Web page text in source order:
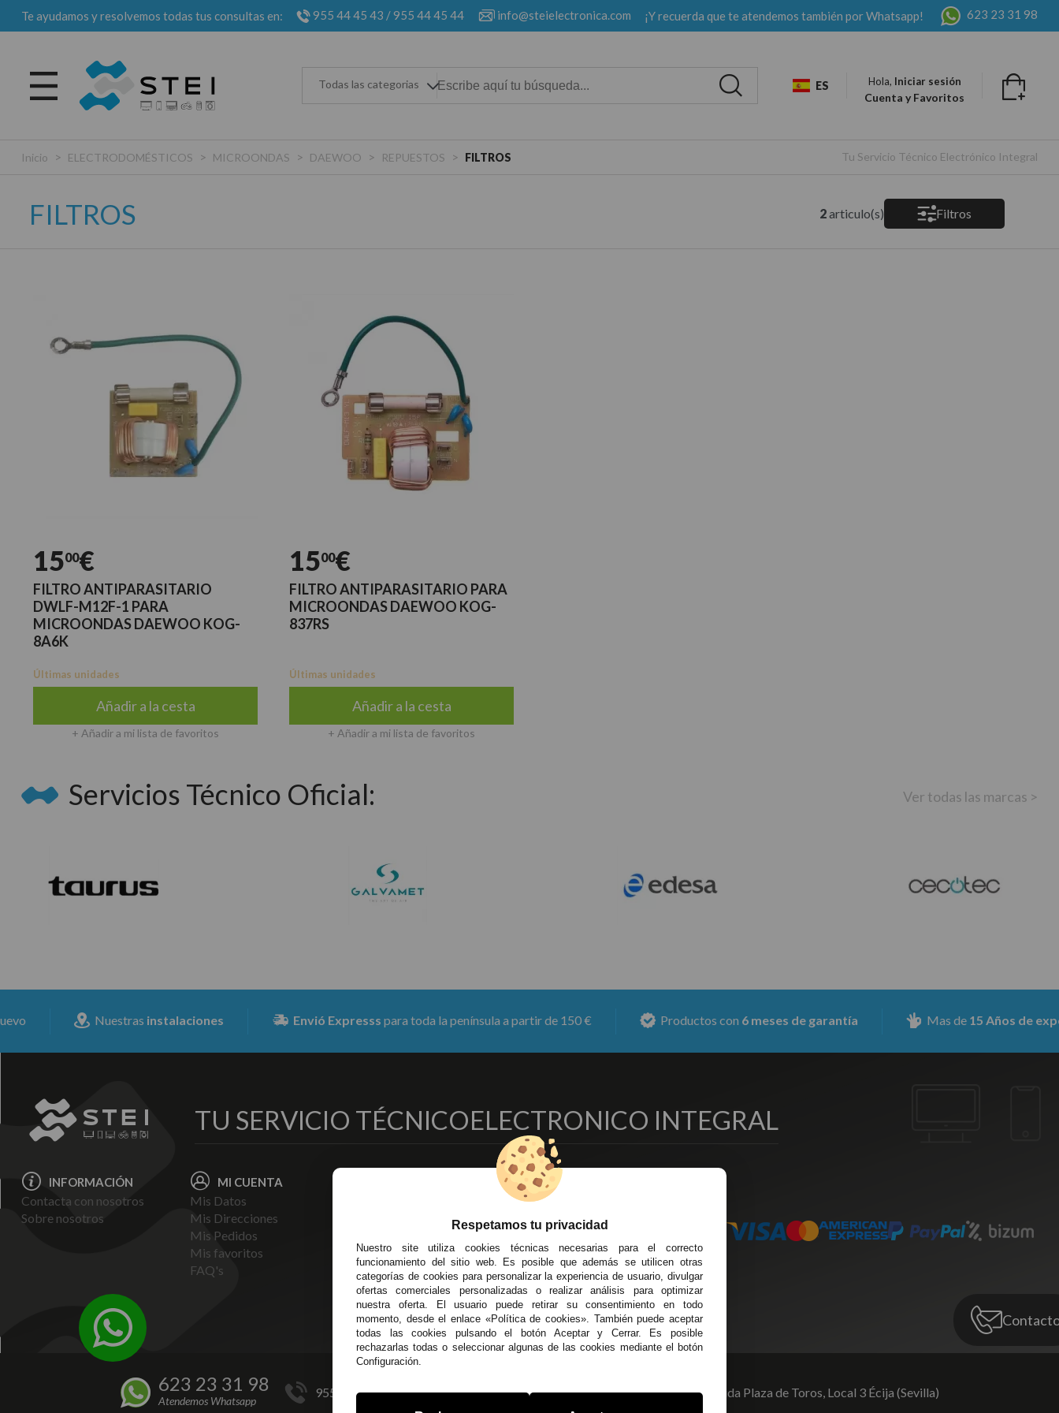
Te ayudamos y resolvemos todas tus consultas en: 955 44 45 43 /955 44 45 44 info@steielectronica.com ¡Y recuerda que te atendemos también por Whatsapp! 623 23 31 98
Todas las categorias ES Hola, Iniciar sesión
Cuenta y Favoritos
Inicio > ELECTRODOMÉSTICOS > MICROONDAS > DAEWOO > REPUESTOS > FILTROS Tu Servicio Técnico Electrónico Integral
FILTROS 2articulo(s) Filtros
1500€
FILTRO ANTIPARASITARIO
DWLF-M12F-1 PARA
MICROONDAS DAEWOO KOG-
8A6K
Últimas unidades
Añadir a la cesta
+ Añadir a mi lista de favoritos
1500€
FILTRO ANTIPARASITARIO PARA
MICROONDAS DAEWOO KOG-
837RS
Últimas unidades
Añadir a la cesta
+ Añadir a mi lista de favoritos
Servicios Técnico Oficial: Ver todas las marcas >
Nuestrasinstalaciones Envió Expressspara toda la península a partir de 150 € Productos con6 meses de garantía Mas de15 Años de experiencia
TU SERVICIO TÉCNICOELECTRONICO INTEGRAL
INFORMACIÓN
Contacta con nosotros
Sobre nosotros
MI CUENTA
Mis Datos
Mis Direcciones
Mis Pedidos
Mis favoritos
FAQ's
Entregas y Devoluciones
Pago Seguro
Terminos y
Condiciones Generales
Políticas de Cookies
DELEGACIONES
Écija - Sevilla
Av. Plaza de Toros. Local 3
Córdoba
C/ Ingeniero Iribarren, 14
Alzira - Valencia
C/ Esplugues, 135
623 23 31 98
Atendemos Whatsapp
955 44 45 43/955 44 45 44 info@steielectronica.com Avenida Plaza de Toros, Local 3 Écija (Sevilla)
Respetamos tu privacidad
Nuestro site utiliza cookies técnicas necesarias para el correcto
funcionamiento del sitio web. Es posible que además se utilicen otras
categorías de cookies para personalizar la experiencia de usuario, divulgar
ofertas comerciales personalizadas o realizar análisis para optimizar
nuestra oferta. El usuario puede retirar su consentimiento en todo
momento, desde el enlace «Política de cookies». También puede aceptar
todas las cookies pulsando el botón Aceptar y Cerrar. Es posible
rechazarlas todas o seleccionar algunas de las cookies mediante el botón
Configuración.